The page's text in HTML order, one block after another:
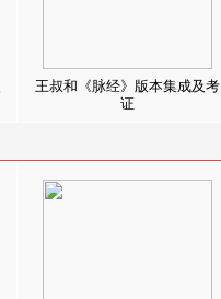
王叔和《脉经》版本集成及考
证